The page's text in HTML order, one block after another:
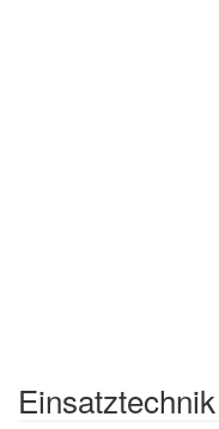
Einsatztechnik